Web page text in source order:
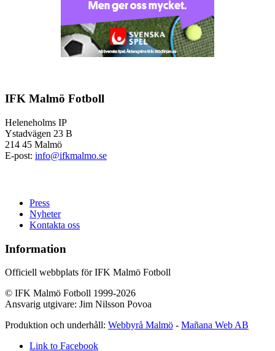
IFK Malmö Fotboll
Heleneholms IP
Ystadvägen 23 B
214 45 Malmö
E-post: info@ifkmalmo.se
Press
Nyheter
Kontakta oss
Information
Officiell webbplats för IFK Malmö Fotboll
© IFK Malmö Fotboll 1999-2026
Ansvarig utgivare: Jim Nilsson Povoa
Produktion och underhåll: Webbyrå Malmö - Mañana Web AB
Link to Facebook